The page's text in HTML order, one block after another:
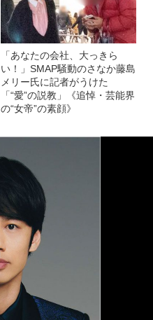
「あなたの会社、大っきら
い！」SMAP騒動のさなか藤島
メリー氏に記者がうけた
「“愛”の説教」《追悼・芸能界
の“女帝”の素顔》